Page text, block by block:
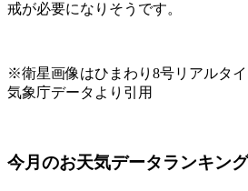
戒が必要になりそうです。
※衛星画像はひまわり8号リアルタ
気象庁データより引用
今月のお天気データランキング